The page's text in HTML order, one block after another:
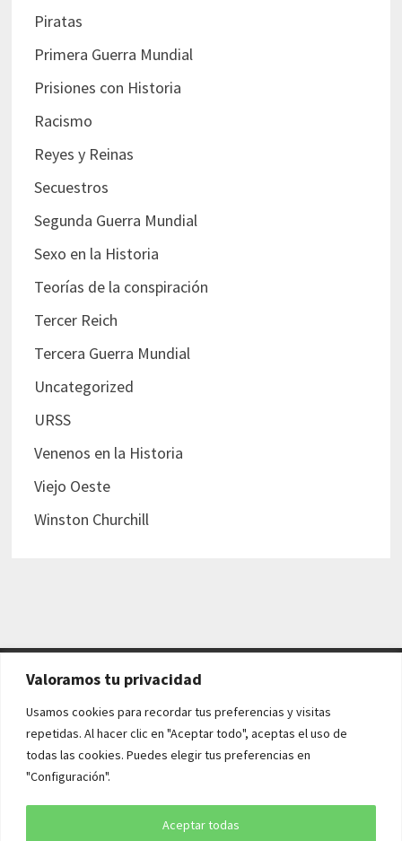
Valoramos tu privacidad
Usamos cookies para recordar tus preferencias y visitas
repetidas. Al hacer clic en "Aceptar todo", aceptas el uso de
todas las cookies. Puedes elegir tus preferencias en
"Configuración".
Aceptar todas
Piratas
Primera Guerra Mundial
Prisiones con Historia
Racismo
Reyes y Reinas
Secuestros
Segunda Guerra Mundial
Sexo en la Historia
Teorías de la conspiración
Tercer Reich
Tercera Guerra Mundial
Uncategorized
URSS
Venenos en la Historia
Viejo Oeste
Winston Churchill
AVISO LEGAL Y POLÍTICAS
Aviso legal
Política de cookies